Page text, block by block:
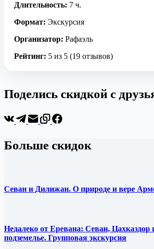
Длительность: 7 ч.
Формат: Экскурсия
Организатор: Рафаэль
Рейтинг: 5 из 5 (19 отзывов)
Поделись скидкой с
Больше скидок
Севан и Дилижан. О природе и вере
Недалеко от Еревана: Севан, Цахказдор
подземелье. Групповая экскурсия